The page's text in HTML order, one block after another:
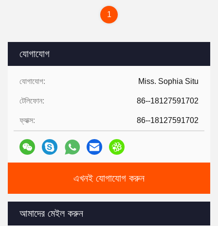
যোগাযোগ
যোগাযোগ: Miss. Sophia Situ
টেলিফোন: 86--18127591702
ফ্যাক্স: 86--18127591702
এখনই যোগাযোগ করুন
আমাদের মেইল ​​করুন
1